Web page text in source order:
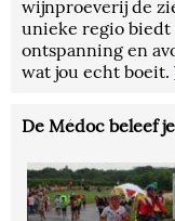
wijnproeverij de
unieke regio biedt
ontspanning en
wat jou echt boeit.
De Médoc beleef